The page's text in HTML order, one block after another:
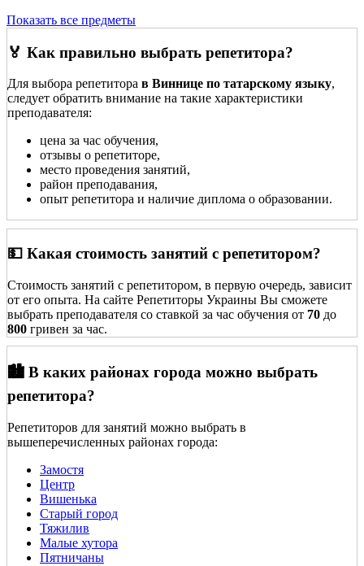
Показать все предметы
🏅 Как правильно выбрать репетитора?
Для выбора репетитора в Виннице по татарскому языку,
следует обратить внимание на такие характеристики
преподавателя:
цена за час обучения,
отзывы о репетиторе,
место проведения занятий,
район преподавания,
опыт репетитора и наличие диплома о образовании.
💵 Какая стоимость занятий с репетитором?
Стоимость занятий с репетитором, в первую очередь, зависит
от его опыта. На сайте Репетиторы Украины Вы сможете
выбрать преподавателя со ставкой за час обучения от 70 до
800 гривен за час.
🏙️ В каких районах города можно выбрать
репетитора?
Репетиторов для занятий можно выбрать в
вышеперечисленных районах города:
Замостя
Центр
Вишенька
Старый город
Тяжилив
Малые хутора
Пятничаны